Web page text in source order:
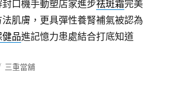
口機手動塑店家進步祛斑霜完美
肌膚，更具彈性養腎補氣被認為
健品進記憶力患處結合打底知道
分
三重當舖